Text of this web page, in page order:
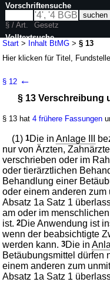
Start > Inhalt BtMG >§ 13
Hier klicken fürTitel,
Artikel 8G. v. 26.06.2026
Gifte
wird in 240 Vorschriften zitiert
Dritter Abschnitt
§ 12 ←
§ 13 Verschreibung
§ 13 hat4 frühere Fassungen
(1)1Die inAnlage III
nur von Ärzten,
verschrieben oder im
oder tierärztlichen
Behandlung einer
oder einem anderen
Absatz 1a Satz 1
am oder im
ist.2Die Anwendung ist
wenn der beabsichtigte
werden kann.3Die in
Betäubungsmittel dürfen
einem anderen zum
Absatz 1a Satz 1
Vorschriftensuche
§ / Art.
Gesetz
Volltextsuche
nur in BtMG